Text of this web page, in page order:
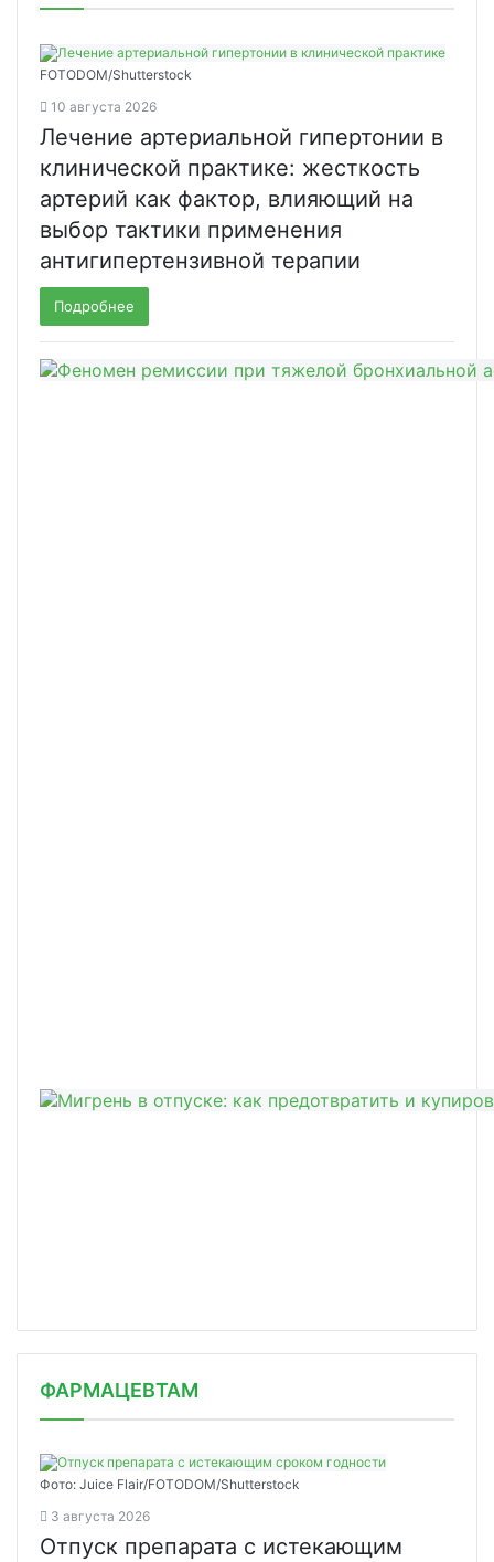
FOTODOM/Shutterstock
10 августа 2026
Лечение артериальной гипертонии в
клинической практике: жесткость
артерий как фактор, влияющий на
выбор тактики применения
антигипертензивной терапии
Подробнее
ФАРМАЦЕВТАМ
Фото: Juice Flair/FOTODOM/Shutterstoсk
3 августа 2026
Отпуск препарата с истекающим